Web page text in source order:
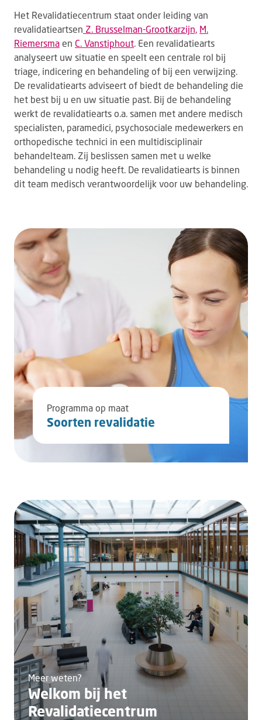
Het Revalidatiecentrum staat onder leiding van
revalidatieartsen Z. Brus­sel­man-Groot­kar­zijn, M.
Riemersma en C. Vanstiphout. Een revalidatiearts
analyseert uw situatie en speelt een centrale rol bij
triage, indicering en behandeling of bij een verwijzing.
De revalidatiearts adviseert of biedt de behandeling die
het best bij u en uw situatie past. Bij de behandeling
werkt de revalidatiearts o.a. samen met andere medisch
specialisten, paramedici, psychosociale medewerkers en
orthopedische technici in een multidisciplinair
behandelteam. Zij beslissen samen met u welke
behandeling u nodig heeft. De revalidatiearts is binnen
dit team medisch verantwoordelijk voor uw behandeling.
Programma op maat
Soorten revalidatie
Meer weten?
Welkom bij het
Revalidatiecentrum